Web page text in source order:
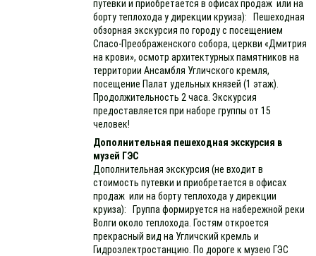
путевки и приобретается в офисах продаж или на
борту теплохода у дирекции круиза): Пешеходная
обзорная экскурсия по городу с посещением
Спасо-Преображенского собора, церкви «Дмитрия
на крови», осмотр архитектурных памятников на
территории Ансамбля Угличского кремля,
посещение Палат удельных князей (1 этаж).
Продолжительность 2 часа. Экскурсия
предоставляется при наборе группы от 15
человек!
Дополнительная пешеходная экскурсия в
музей ГЭС
Дополнительная экскурсия (не входит в
стоимость путевки и приобретается в офисах
продаж или на борту теплохода у дирекции
круиза): Группа формируется на набережной реки
Волги около теплохода. Гостям откроется
прекрасный вид на Угличский кремль и
Гидроэлектростанцию. По дороге к музею ГЭС